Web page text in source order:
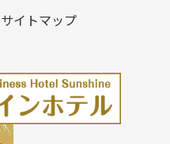
サイトマップ